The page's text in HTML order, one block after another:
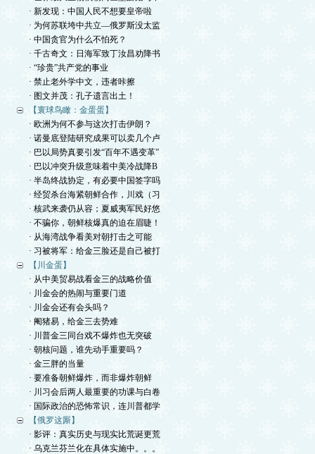
· 新发现：中国人民不想要皇帝啦
· 为何苏联垮中共立—俄罗斯没太监
· 中国贪官为什么不怕死？
· 千古奇文：日海军致丁汝昌劝降书
· “珍贵”共产党的事业
· 禁止老外学中文，违者咔擦
· 图文并茂：孔子遗言出土！
【寰球鸟瞰：金蛋蛋】
· 欧洲为何不参与这次打击伊朗？
· 诺曼底登陆研究成果可以卖几个卢
· 巴以局势真要引发“百年不遇变革”
· 巴以冲突升级意味着中美冷战降B
· 半岛终战协定，有必要中国签字吗
· 经贸杀台海紧朝鲜合作，川戏（习
· 核武来袭仍从容；夏威夷军民好悠
· 不骗你，朝鲜核爆真的迫在眉睫！
· 从海湾战争看美对朝打击之可能
· 习被将军：给金三脸还是自己被打
【川金蛋】
· 从中美贸易战看金三的战略价值
· 川金会的热闹与重要门道
· 川金会还有会头吗？
· 阉猪易，给金三去势难
· 川普金三同台戏不爆炸也无突破
· 朝核问题，谁先动手重要吗？
· 金三胖的当量
· 要准备朝鲜爆炸，而非爆炸朝鲜
· 川习会后两人最重要的功课与白卷
· 国际政治的恐怖常识，连川普都学
【俄罗这厮】
· 影评：真实历史与现实比荒诞更荒
· 乌克兰芬兰化在具体实施中。。。